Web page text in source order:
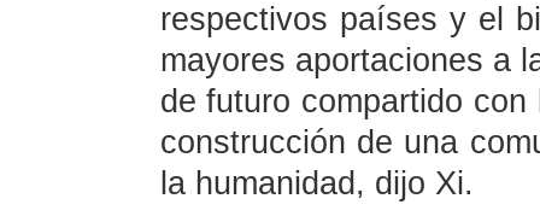
respectivos países y el
mayores aportaciones a
de futuro compartido
construcción de una
la humanidad, dijo Xi.